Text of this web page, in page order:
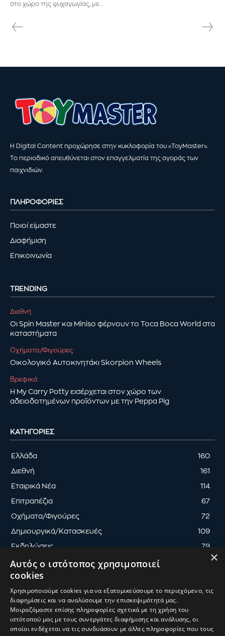
στο χώρο της ψυχαγωγίας, με...
Η Digital Content προχώρησε στην κυκλοφορία του «ToyMaster».
Το περιοδικό απευθύνεται στον επαγγελματία της αγοράς των
παιχνιδιών.
ΠΛΗΡΟΦΟΡΙΕΣ
Ποιοί είμαστε
Διαφήμιση
Επικοινωνία
TRENDING
Διεθνή
Οι Spin Master και Miniso φέρνουν το Toca Boca World στα
καταστήματα
Οχήματα/Φιγούρες
Οικολογικό Αυτοκινητάκι Skorpion Wheels
Βρεφικά
Η My Carry Potty εισέρχεται στον χώρο των
αδειοδοτημένων προϊόντων με την Peppa Pig
ΚΑΤΗΓΟΡΊΕΣ
Ελλάδα 160
Διεθνή 161
Εταιρικά Νέα 114
Επιτραπέζια 67
Οχήματα/Φιγούρες 72
Δημιουργικά/Κατασκευές 109
Εκδηλώσεις 79
ΟΡΟΙ ΧΡΗΣΗΣ ΠΟΛΙΤΙΚΗ ΑΠΟΡΡΗΤΟΥ
ΔΙΑΧΕΙΡΙΣΗ ΑΠΟΡΡΗΤΟΥ
×
Αυτός ο ιστότοπος χρησιμοποιεί
cookies
Χρησιμοποιούμε cookies για να εξατομικεύσουμε το περιεχόμενο, τις
διαφημίσεις και να αναλύσουμε την επισκεψιμότητά μας.
Μοιραζόμαστε επίσης πληροφορίες σχετικά με τη χρήση του
ιστότοπού μας με τους συνεργάτες διαφήμισης και ανάλυσης, οι
οποίοι ενδέχεται να τις συνδυάσουν με άλλες πληροφορίες που τους